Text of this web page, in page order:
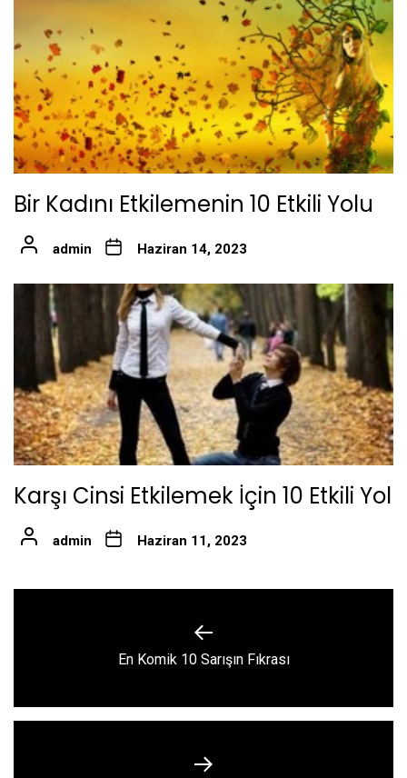
Bir Kadını Etkilemenin 10 Etkili Yolu
admin Haziran 14, 2023
Karşı Cinsi Etkilemek İçin 10 Etkili Yol
admin Haziran 11, 2023
Previous
En Komik 10 Sarışın Fıkrası